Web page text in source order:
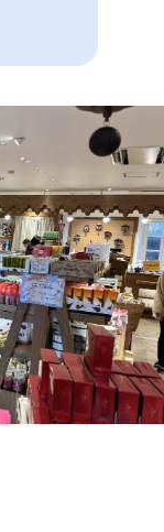
おみやげ